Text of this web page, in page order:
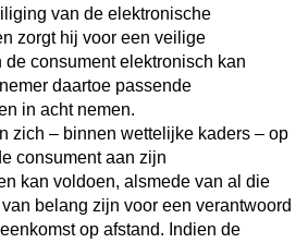
van de elektronische
zorgt hij voor een veilige
consument elektronisch kan
daartoe passende
in acht nemen.
zich – binnen wettelijke kaders – op
consument aan zijn
kan voldoen, alsmede van al die
belang zijn voor een verantwoord
op afstand. Indien de